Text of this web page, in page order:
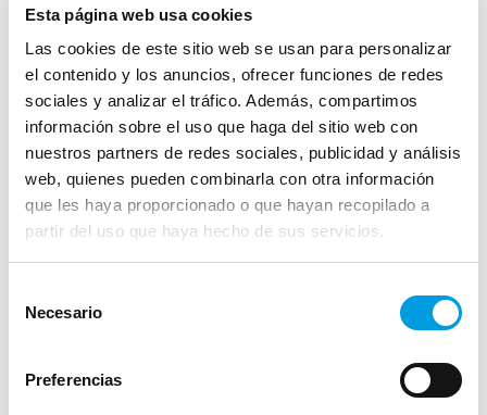
Esta página web usa cookies
Las cookies de este sitio web se usan para personalizar
el contenido y los anuncios, ofrecer funciones de redes
sociales y analizar el tráfico. Además, compartimos
información sobre el uso que haga del sitio web con
nuestros partners de redes sociales, publicidad y análisis
web, quienes pueden combinarla con otra información
que les haya proporcionado o que hayan recopilado a
partir del uso que haya hecho de sus servicios.
Necesario
Preferencias
2024 3,17%
2025 2,24% 2,90%
Rentabilidades pasadas no
El valor liquidativo de los
de inversión, está sujeto a las